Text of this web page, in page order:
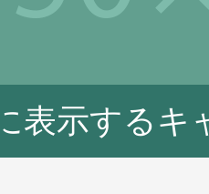
表示するキ